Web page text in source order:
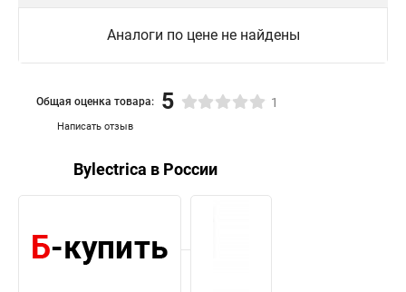
Аналоги по цене не найдены
Написать отзыв
Общая оценка товара: 5 1
Bylectrica в России